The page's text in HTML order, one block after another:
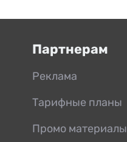
Партнерам
Реклама
Тарифные планы
Промо материалы